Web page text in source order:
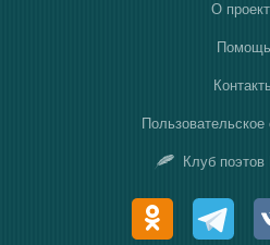
О
Помощь
Клуб